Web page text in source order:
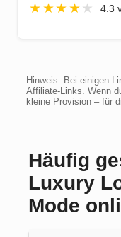
★★★★ ★ 4.3
Hinweis: Bei einigen
Affiliate-Links. Wenn
kleine Provision – für
Häufig
Luxury
Mode